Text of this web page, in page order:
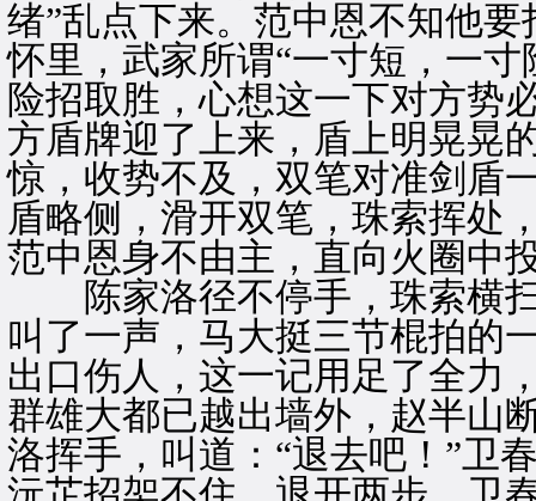
绪”乱点下来。范中恩不知他
怀里，武家所谓“一寸短，一
险招取胜，心想这一下对方势
方盾牌迎了上来，盾上明晃晃
惊，收势不及，双笔对准剑盾
盾略侧，滑开双笔，珠索挥处
范中恩身不由主，直向火圈中
陈家洛径不停手，珠索横扫
叫了一声，马大挺三节棍拍的
出口伤人，这一记用足了全力
群雄大都已越出墙外，赵半山
洛挥手，叫道：“退去吧！”卫